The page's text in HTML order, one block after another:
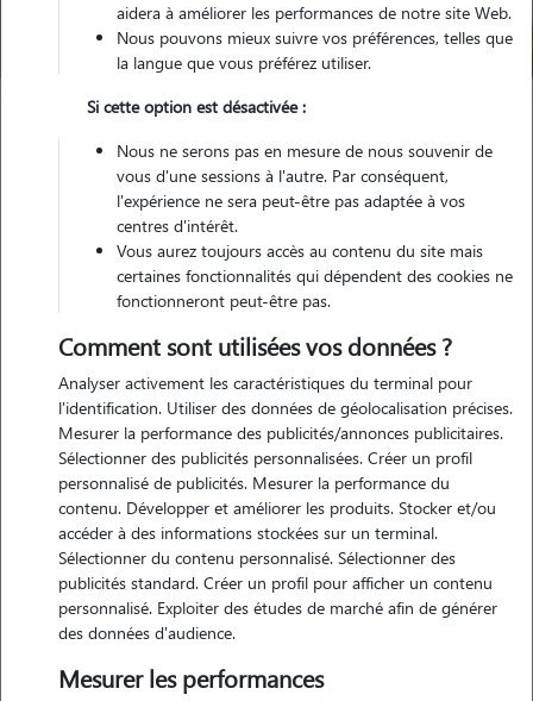
Trouver mon Pet Sitter
Bergerac
Nos familles d'accueil à Bergerac
(24100)
aidera à améliorer les performances de notre site Web.
Nous pouvons mieux suivre vos préférences, telles que
la langue que vous préférez utiliser.
Si cette option est désactivée :
Nous ne serons pas en mesure de nous souvenir de
vous d'une sessions à l'autre. Par conséquent,
l'expérience ne sera peut-être pas adaptée à vos
centres d'intérêt.
Vous aurez toujours accès au contenu du site mais
certaines fonctionnalités qui dépendent des cookies ne
fonctionneront peut-être pas.
Comment sont utilisées vos données ?
Analyser activement les caractéristiques du terminal pour
l'identification. Utiliser des données de géolocalisation précises.
Mesurer la performance des publicités/annonces publicitaires.
Sélectionner des publicités personnalisées. Créer un profil
personnalisé de publicités. Mesurer la performance du
contenu. Développer et améliorer les produits. Stocker et/ou
accéder à des informations stockées sur un terminal.
Sélectionner du contenu personnalisé. Sélectionner des
publicités standard. Créer un profil pour afficher un contenu
personnalisé. Exploiter des études de marché afin de générer
des données d'audience.
Mesurer les performances